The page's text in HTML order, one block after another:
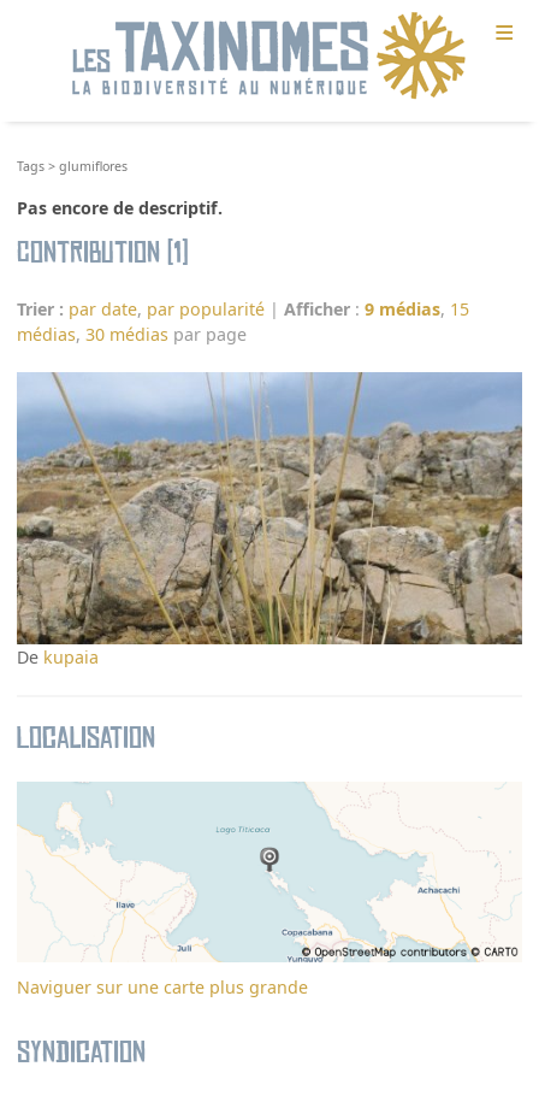
≡
Tags >glumiflores
Pas encore de descriptif.
Contribution (1)
Trier : par date, par popularité |Afficher :9 médias, 15
médias,30 médias par page
De kupaia
Localisation
Naviguer sur une carte plus grande
Syndication